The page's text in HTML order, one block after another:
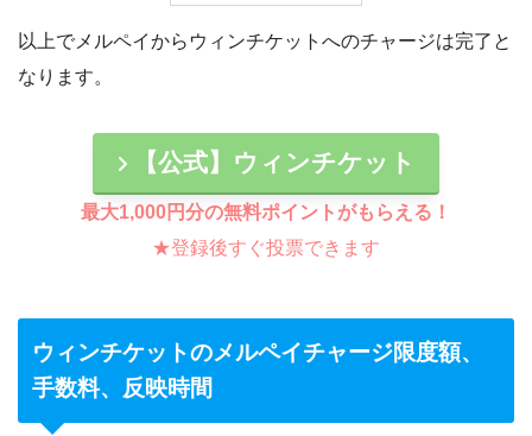
以上でメルペイからウィンチケットへのチャージは完了と
なります。
【公式】ウィンチケット
最大1,000円分の無料ポイントがもらえる！
★登録後すぐ投票できます
ウィンチケットのメルペイチャージ限度額、
手数料、反映時間